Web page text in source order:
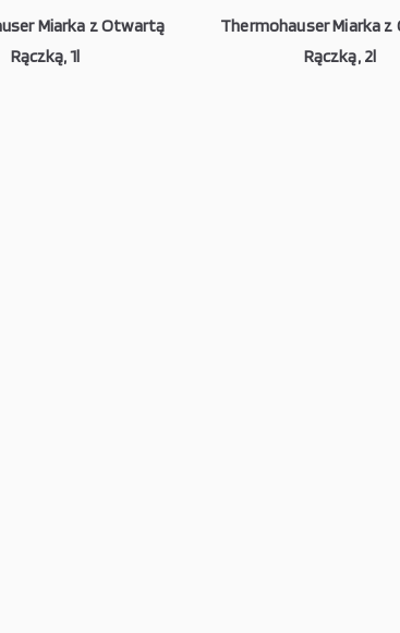
Miarka z Otwartą
Rączką, 1l
Thermohauser Miarka
Rączką, 2l